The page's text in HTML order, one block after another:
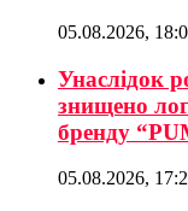
05.08.2026,
Унаслідок
знищено
бренду
05.08.2026,